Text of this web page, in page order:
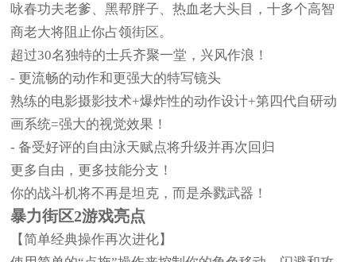
咏春功夫老爹、黑帮胖子、热血老大头目，十多个高智
商老大将阻止你占领街区。
超过30名独特的士兵齐聚一堂，兴风作浪！
- 更流畅的动作和更强大的特写镜头
熟练的电影摄影技术+爆炸性的动作设计+第四代自研动
画系统=强大的视觉效果！
- 备受好评的自由泳天赋点将升级并再次回归
更多自由，更多技能分支！
你的战斗机将不再是坦克，而是杀戮武器！
暴力街区2游戏亮点
【简单经典操作再次进化】